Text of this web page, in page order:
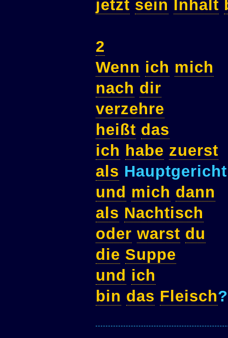
jetzt sein Inhalt
2
Wenn ich mich
nach dir
verzehre
heißt das
ich habe zuerst
als
und mich dann
als Nachtisch
oder warst du
die Suppe
und ich
bin das Fleisch?